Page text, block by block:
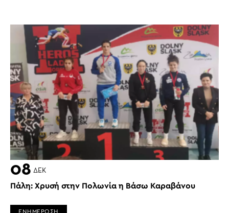
08 ΔΕΚ
Πάλη: Χρυσή στην Πολωνία η Βάσω Καραβάνου
ΕΝΗΜΕΡΩΣΗ